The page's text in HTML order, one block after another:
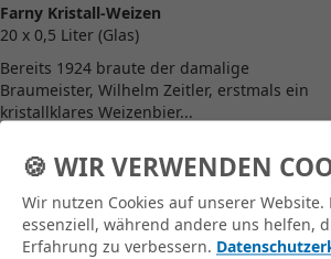
Farny Kristall-Weizen
20 x 0,5 Liter (Glas)
Bereits 1924 braute der damalige
Braumeister, Wilhelm Zeitler, erstmals ein
kristallklares Weizenbier...
zum Shop
🍪 WIR VERWENDEN
Wir nutzen Cookies auf unserer
essenziell, während andere uns helfen,
Erfahrung zu verbessern.